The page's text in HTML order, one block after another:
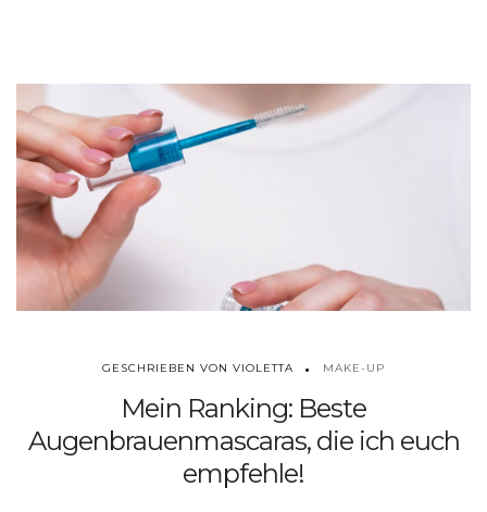
GESCHRIEBEN VON VIOLETTA MAKE-UP
Mein Ranking: Beste
Augenbrauenmascaras, die ich euch
empfehle!